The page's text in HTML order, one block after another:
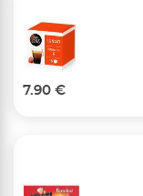
7.90 €